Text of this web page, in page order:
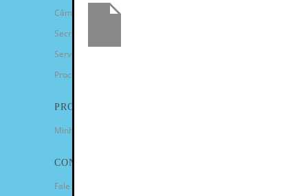
Câmara de Vereadores
Secretarias
Serviços
Procuradoria Geral
PROGRAMAS
Minha Casa Minha Vida
CONTATO
Fale Conosco